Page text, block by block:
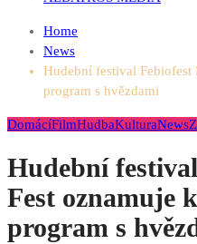
Home
News
Hudební festival
program s hvězdami
DomácíFilmHudbaKulturaNews
Hudební
Fest oznamuje
program s